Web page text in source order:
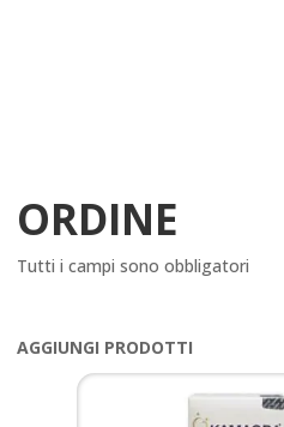
ORDINE
Tutti i campi sono obbligatori
AGGIUNGI PRODOTTI